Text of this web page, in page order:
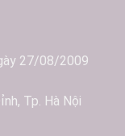
27/08/2009
Tp. Hà Nội